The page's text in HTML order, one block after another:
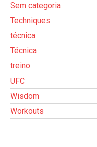
Sem categoria
Techniques
técnica
Técnica
treino
UFC
Wisdom
Workouts